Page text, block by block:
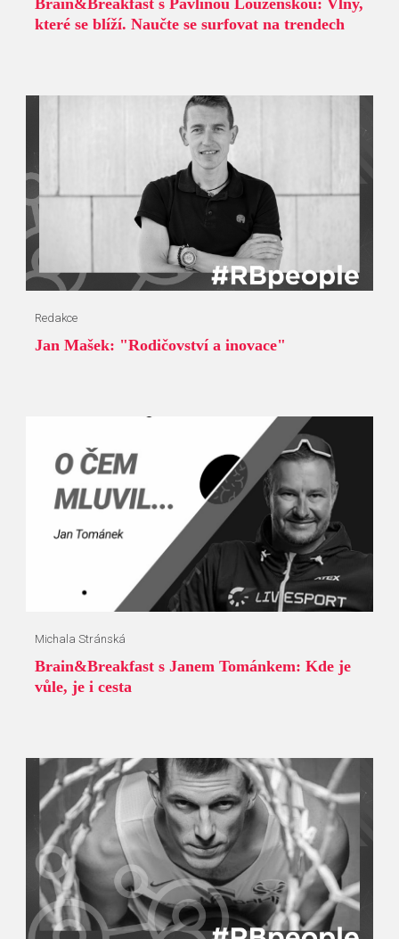
Brain&Breakfast s Pavlínou Louženskou: Vlny,
které se blíží. Naučte se surfovat na trendech
Redakce
Jan Mašek: "Rodičovství a inovace"
Michala Stránská
Brain&Breakfast s Janem Tománkem: Kde je
vůle, je i cesta